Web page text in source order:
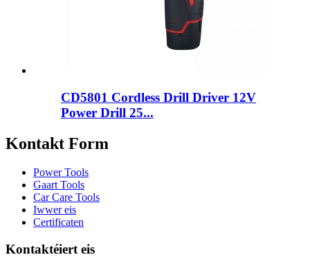
CD5801 Cordless Drill Driver 12V
Power Drill 25...
Kontakt Form
Power Tools
Gaart Tools
Car Care Tools
Iwwer eis
Certificaten
Kontaktéiert eis